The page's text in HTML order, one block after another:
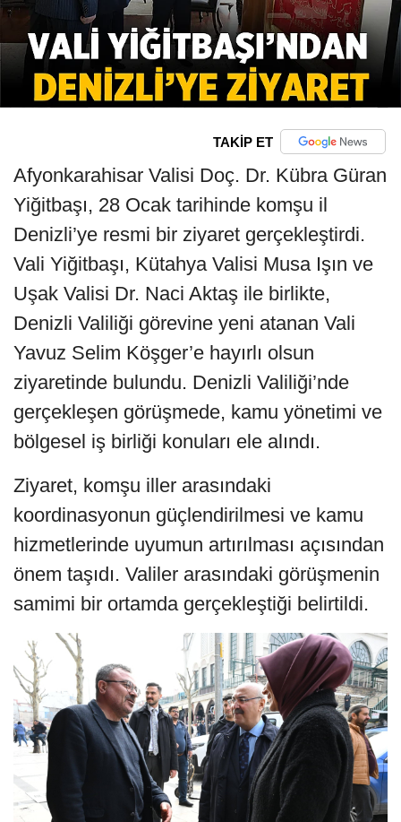
TAKİP ET
Afyonkarahisar Valisi Doç. Dr. Kübra Güran
Yiğitbaşı, 28 Ocak tarihinde komşu il
Denizli’ye resmi bir ziyaret gerçekleştirdi.
Vali Yiğitbaşı, Kütahya Valisi Musa Işın ve
Uşak Valisi Dr. Naci Aktaş ile birlikte,
Denizli Valiliği görevine yeni atanan Vali
Yavuz Selim Köşger’e hayırlı olsun
ziyaretinde bulundu. Denizli Valiliği’nde
gerçekleşen görüşmede, kamu yönetimi ve
bölgesel iş birliği konuları ele alındı.
Ziyaret, komşu iller arasındaki
koordinasyonun güçlendirilmesi ve kamu
hizmetlerinde uyumun artırılması açısından
önem taşıdı. Valiler arasındaki görüşmenin
samimi bir ortamda gerçekleştiği belirtildi.